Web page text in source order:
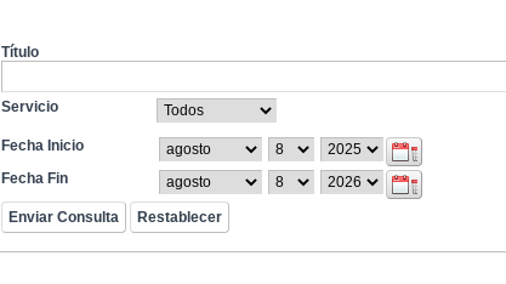
Título
Servicio
Fecha Inicio
Fecha Fin